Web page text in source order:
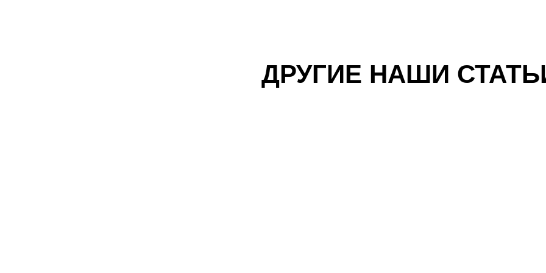
ДРУГИЕ НАШИ